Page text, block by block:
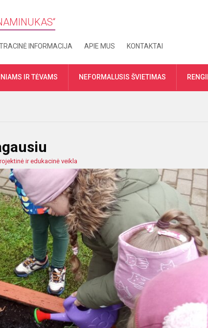
INFORMACIJA APIE MUS KONTAKTAI
IR TĖVAMS NEFORMALUSIS ŠVIETIMAS
ir edukacinė veikla